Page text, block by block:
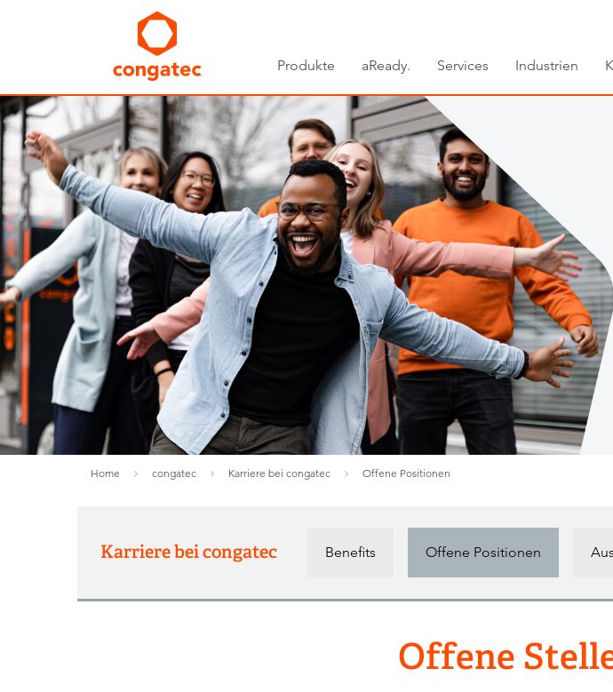
Produkte aReady. Services Industrien
Home congatec Karriere bei congatec Offene Positionen
Karriere bei congatec Benefits Offene Positionen
Offene